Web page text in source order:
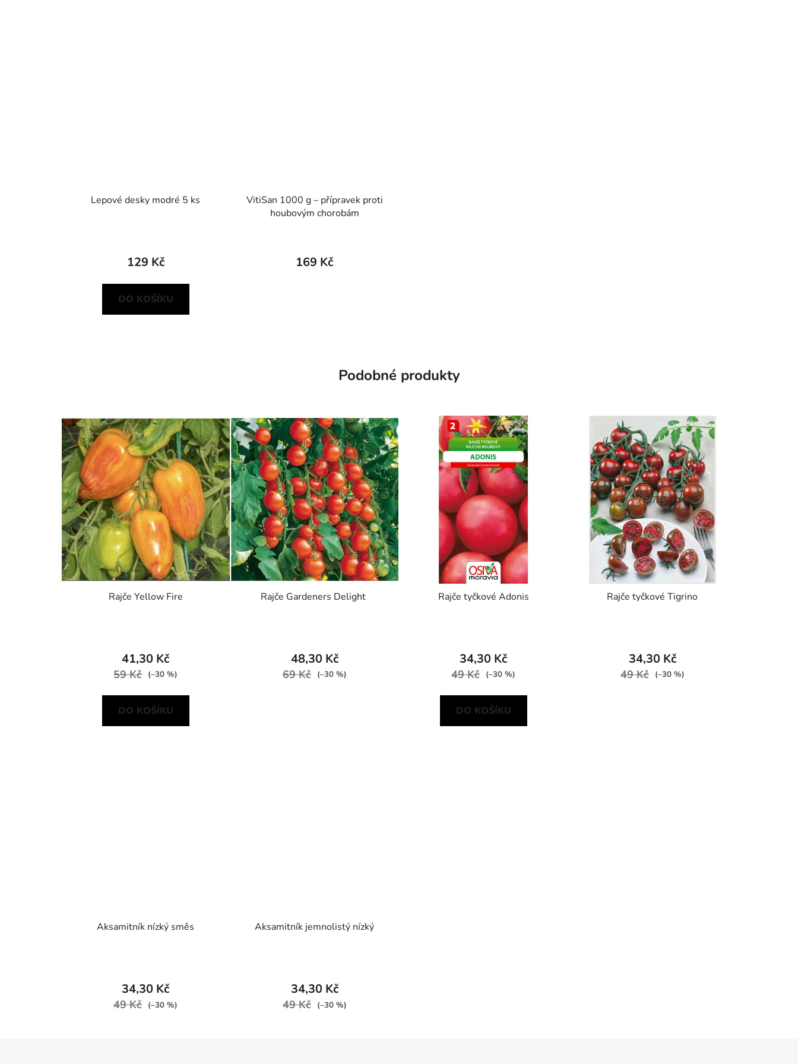
Lepové desky modré 5 ks
129 Kč
DO KOŠÍKU
VitiSan 1000 g – přípravek proti
houbovým chorobám
169 Kč
Podobné produkty
Rajče Yellow Fire
41,30 Kč
59 Kč (–30 %)
DO KOŠÍKU
Rajče Gardeners Delight
48,30 Kč
69 Kč (–30 %)
Rajče tyčkové Adonis
34,30 Kč
49 Kč (–30 %)
DO KOŠÍKU
Rajče tyčkové Tigrino
34,30 Kč
49 Kč (–30 %)
Aksamitník nízký směs
34,30 Kč
49 Kč (–30 %)
Aksamitník jemnolistý nízký
34,30 Kč
49 Kč (–30 %)